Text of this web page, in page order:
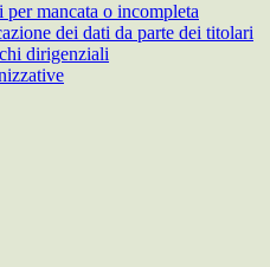
per mancata o incompleta
dei dati da parte dei titolari
dirigenziali